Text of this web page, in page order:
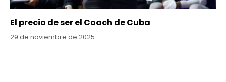
El precio de ser el Coach de Cuba
29 de noviembre de 2025